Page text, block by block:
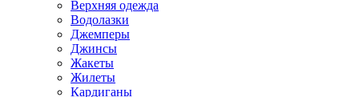
Верхняя одежда
Водолазки
Джемперы
Джинсы
Жакеты
Жилеты
Кардиганы